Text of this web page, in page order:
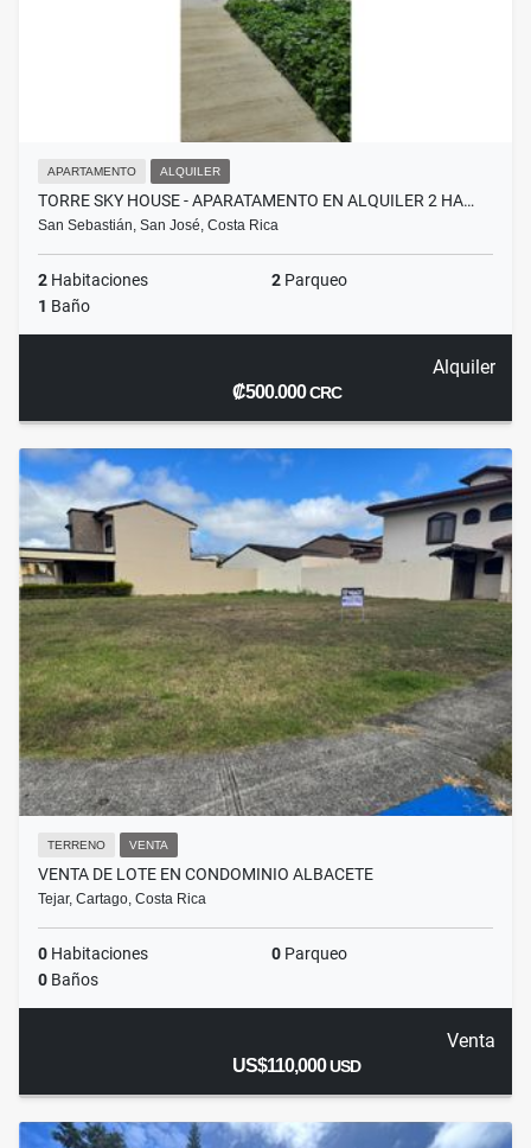
APARTAMENTO ALQUILER
TORRE SKY HOUSE - APARATAMENTO EN ALQUILER 2 HA…
San Sebastián, San José, Costa Rica
2 Habitaciones 2 Parqueo
1 Baño
Alquiler
₡500.000CRC
TERRENO VENTA
VENTA DE LOTE EN CONDOMINIO ALBACETE
Tejar, Cartago, Costa Rica
0 Habitaciones 0 Parqueo
0 Baños
Venta
US$110,000USD